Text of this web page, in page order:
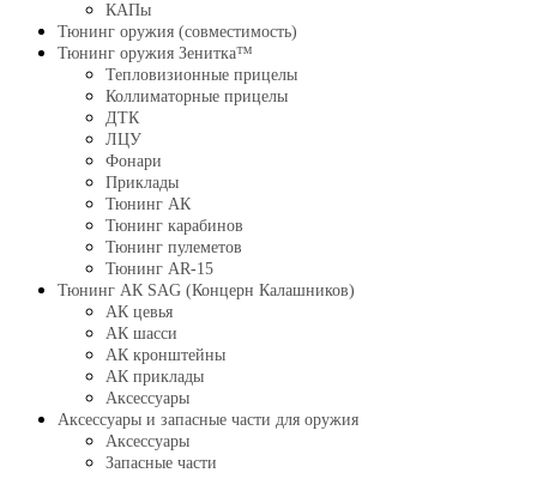
КАПы
Тюнинг оружия (совместимость)
Тюнинг оружия Зенитка™
Тепловизионные прицелы
Коллиматорные прицелы
ДТК
ЛЦУ
Фонари
Приклады
Тюнинг АК
Тюнинг карабинов
Тюнинг пулеметов
Тюнинг AR-15
Тюнинг АК SAG (Концерн Калашников)
АК цевья
АК шасси
АК кронштейны
АК приклады
Аксессуары
Аксессуары и запасные части для оружия
Аксессуары
Запасные части